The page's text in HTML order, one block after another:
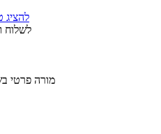
להציג
לשלוח